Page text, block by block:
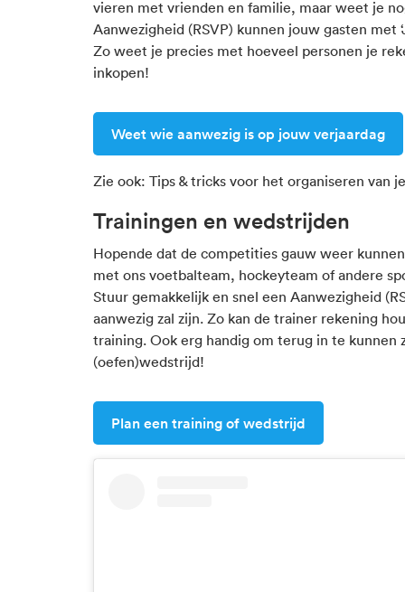
vieren met vrienden en familie, maar weet je
Aanwezigheid (RSVP) kunnen jouw gasten met
Zo weet je precies met hoeveel personen je
inkopen!
Weet wie aanwezig is op jouw verjaardag
Zie ook: Tips & tricks voor het organiseren van
Trainingen en wedstrijden
Hopende dat de competities gauw weer
met ons voetbalteam, hockeyteam of andere
Stuur gemakkelijk en snel een Aanwezigheid
aanwezig zal zijn. Zo kan de trainer rekening
training. Ook erg handig om terug in te kunnen
(oefen)wedstrijd!
Plan een training of wedstrijd